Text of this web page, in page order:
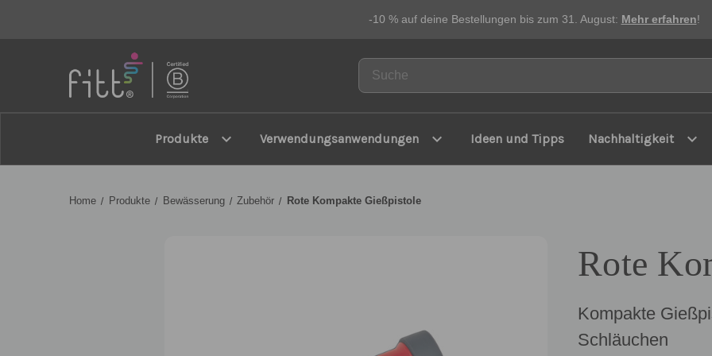
-10 % auf deine Bestellungen bis zum 31. August: Mehr erfahren!
Produkte expand_more Verwendungsanwendungen expand_more Ideen und Tipps Nachhaltigkeit expand_more
Home Produkte Bewässerung Zubehör Rote Kompakte Gießpistole
Rote
Kompakte
Schläuchen